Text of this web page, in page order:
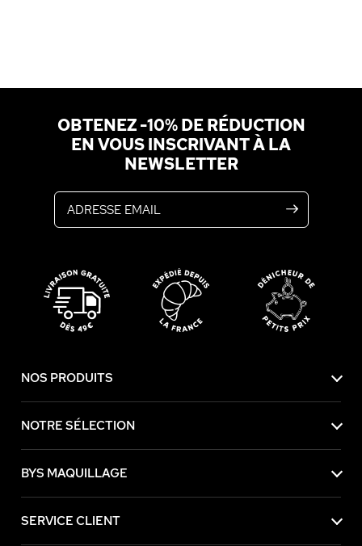
OBTENEZ -10% DE RÉDUCTION
EN VOUS INSCRIVANT À LA
NEWSLETTER
NOS PRODUITS
NOTRE SÉLECTION
BYS MAQUILLAGE
SERVICE CLIENT